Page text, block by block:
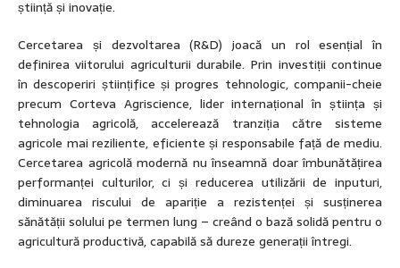
știință și inovație.
Cercetarea și dezvoltarea (R&D) joacă un rol esențial în
definirea viitorului agriculturii durabile. Prin investiții continue
în descoperiri științifice și progres tehnologic, companii-cheie
precum Corteva Agriscience, lider internațional în știința și
tehnologia agricolă, accelerează tranziția către sisteme
agricole mai reziliente, eficiente și responsabile față de mediu.
Cercetarea agricolă modernă nu înseamnă doar îmbunătățirea
performanței culturilor, ci și reducerea utilizării de inputuri,
diminuarea riscului de apariție a rezistenței și susținerea
sănătății solului pe termen lung – creând o bază solidă pentru o
agricultură productivă, capabilă să dureze generații întregi.